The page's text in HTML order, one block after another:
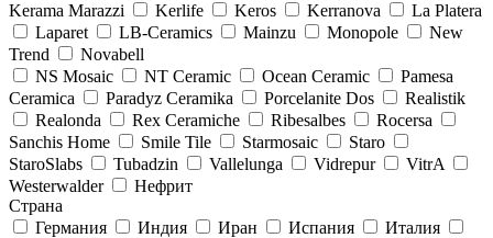
Kerama Marazzi
Kerlife Keros Kerranova
La Platera
Laparet
LB-Ceramics Mainzu Monopole
New
Trend
Novabell
NS Mosaic
NT Ceramic Ocean Ceramic
Pamesa
Ceramica
Paradyz Сeramika Porcelanite Dos
Realistik
Realonda
Rex Ceramiche Ribesalbes
Rocersa
Sanchis Home
Smile Tile Starmosaic
Staro
StaroSlabs
Tubadzin Vallelunga Vidrepur
VitrA
Westerwalder
Нефрит
Страна
Германия
Индия Иран Испания
Италия